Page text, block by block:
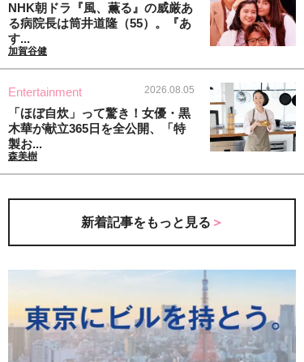
NHK朝ドラ『風、薫る』の威厳あ
る病院長は筒井道隆（55）。『あ
す...
加賀谷健
Entertainment 2026.08.05
「ほぼ自炊」って驚き！女優・黒
木華が献立365日を全公開、「特
製お...
森美樹
新着記事をもっと見る